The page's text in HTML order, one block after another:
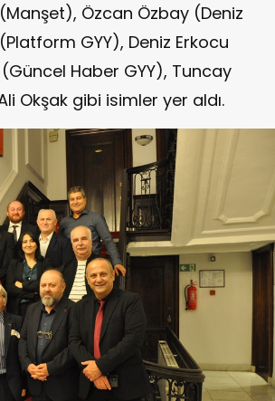
Özcan Özbay (Deniz
GYY), Deniz Erkocu
Haber GYY), Tuncay
Okşak gibi isimler yer aldı.